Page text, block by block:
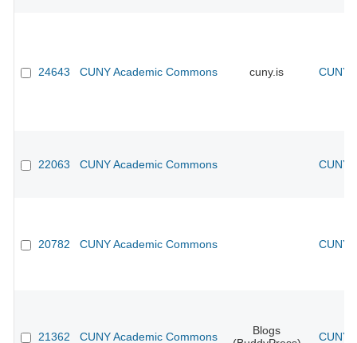
24643 CUNY Academic Commons cuny.is CUNY
22063 CUNY Academic Commons CUNY
20782 CUNY Academic Commons CUNY
21362 CUNY Academic Commons
Blogs
CUNY